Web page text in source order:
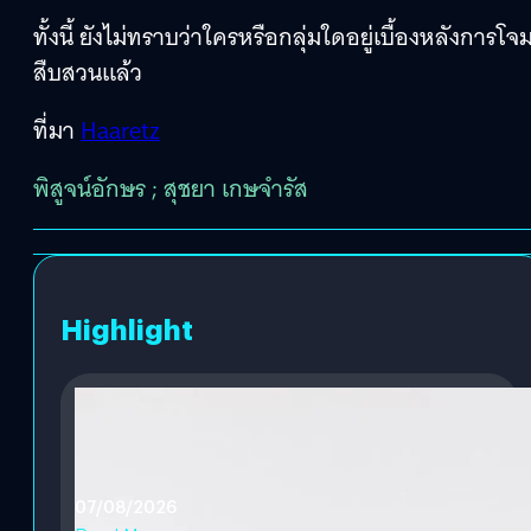
ทั้งนี้ ยังไม่ทราบว่าใครหรือกลุ่มใดอยู่เบื้องหลังการโ
สืบสวนแล้ว
ที่มาHaaretz
พิสูจน์อักษร ; สุชยา เกษจำรัส
Highlight